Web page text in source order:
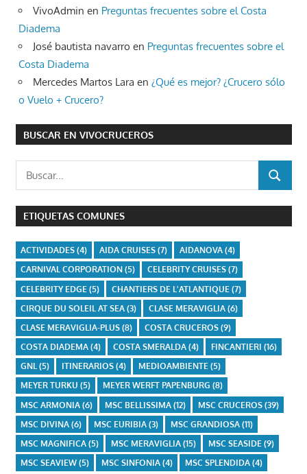
VivoAdmin en Preguntas frecuentes sobre el Costa
Diadema
José bautista navarro en Preguntas frecuentes sobre el
Costa Diadema
Mercedes Martos Lara en ¿Qué es mejor? ¿Crucero sólo
o Vuelo + Crucero?
BUSCAR EN VIVOCRUCEROS
Buscar:
BUSCAR
ETIQUETAS COMUNES
ACTIVIDADES(4) AIDA CRUISES(7) AIDANOVA(4)
CARNIVAL CORPORATION(5) CELEBRITY CRUISES(7)
CELEBRITY EDGE (5) CHANTIERS DE L'ATLANTIQUE (7)
CIRQUE DU SOLEIL AT SEA(3) CLASE MERAVIGLIA(6)
CLASE MERAVIGLIA-PLUS(8) COSTA CRUCEROS(9)
COSTA DIADEMA(4) COSTA SMERALDA(4) FINCANTIERI (16)
GNL(5) ITINERARIOS(4) MEDIOAMBIENTE(5)
MEYER TURKU (5) MEYER WERFT PAPENBURG (8)
MSC ARMONIA(6) MSC BELLISSIMA(12) MSC CRUCEROS(39)
MSC DIVINA(6) MSC EURIBIA(3) MSC GRANDIOSA(11)
MSC MAGNIFICA(5) MSC MERAVIGLIA(15) MSC SEASIDE(9)
MSC SEAVIEW(5) MSC SINFONIA(4) MSC SPLENDIDA(4)